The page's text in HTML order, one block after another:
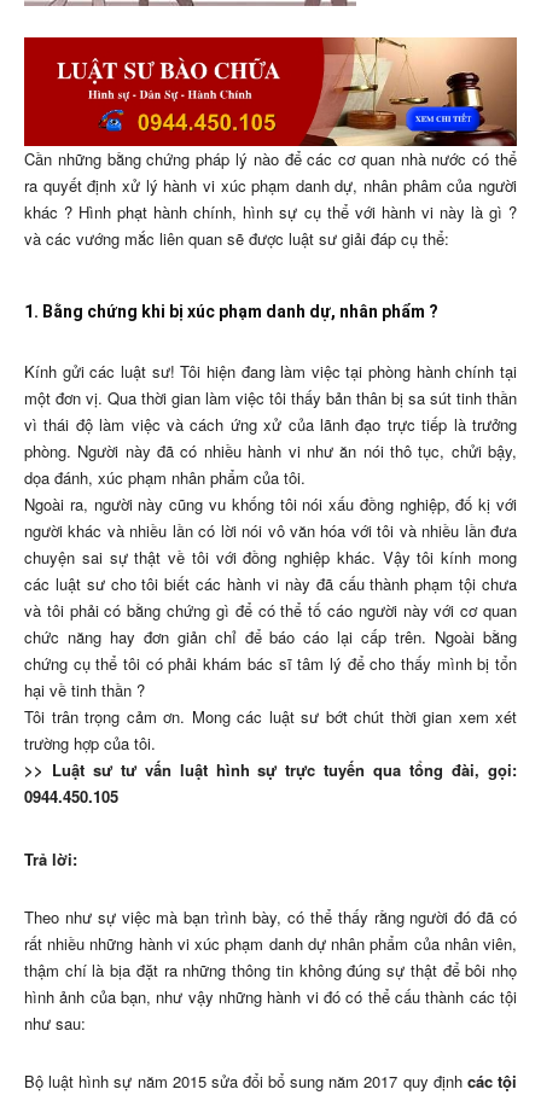
Cần những bằng chứng pháp lý nào để các cơ quan nhà nước có thể
ra quyết định xử lý hành vi xúc phạm danh dự, nhân phâm của người
khác ? Hình phạt hành chính, hình sự cụ thể với hành vi này là gì ?
và các vướng mắc liên quan sẽ được luật sư giải đáp cụ thể:
1. Bằng chứng khi bị xúc phạm danh dự, nhân phẩm ?
Kính gửi các luật sư! Tôi hiện đang làm việc tại phòng hành chính tại
một đơn vị. Qua thời gian làm việc tôi thấy bản thân bị sa sút tinh thần
vì thái độ làm việc và cách ứng xử của lãnh đạo trực tiếp là trưởng
phòng. Người này đã có nhiều hành vi như ăn nói thô tục, chửi bậy,
dọa đánh, xúc phạm nhân phẩm của tôi.
Ngoài ra, người này cũng vu khống tôi nói xấu đồng nghiệp, đố kị với
người khác và nhiều lần có lời nói vô văn hóa với tôi và nhiều lần đưa
chuyện sai sự thật về tôi với đồng nghiệp khác. Vậy tôi kính mong
các luật sư cho tôi biết các hành vi này đã cấu thành phạm tội chưa
và tôi phải có bằng chứng gì để có thể tố cáo người này với cơ quan
chức năng hay đơn giản chỉ để báo cáo lại cấp trên. Ngoài bằng
chứng cụ thể tôi có phải khám bác sĩ tâm lý để cho thấy mình bị tổn
hại về tinh thần ?
Tôi trân trọng cảm ơn. Mong các luật sư bớt chút thời gian xem xét
trường hợp của tôi.
>> Luật sư tư vấn luật hình sự trực tuyến qua tổng đài, gọi:
0944.450.105
Trả lời:
Theo như sự việc mà bạn trình bày, có thể thấy rằng người đó đã có
rất nhiều những hành vi xúc phạm danh dự nhân phẩm của nhân viên,
thậm chí là bịa đặt ra những thông tin không đúng sự thật để bôi nhọ
hình ảnh của bạn, như vậy những hành vi đó có thể cấu thành các tội
như sau:
Bộ luật hình sự năm 2015 sửa đổi bổ sung năm 2017 quy định các tội